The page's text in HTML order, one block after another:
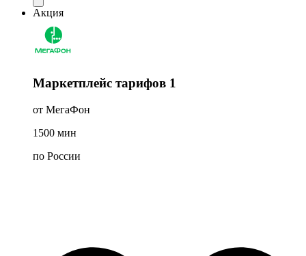
Акция
Маркетплейс тарифов 1
от МегаФон
1500 мин
по России